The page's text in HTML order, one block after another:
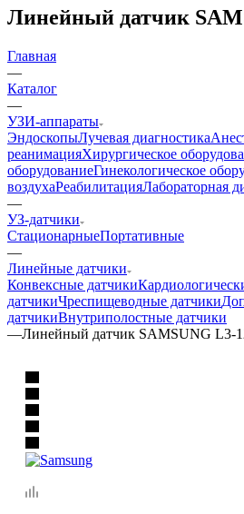
Линейный датчик
Главная
—
Каталог
—
УЗИ-аппараты
ЭндоскопыЛучевая диагностика
реанимацияХирургическое
оборудованиеГинекологическое
воздухаРеабилитацияЛабораторная
—
УЗ-датчики
СтационарныеПортативные
—
Линейные датчики
Конвексные датчики
датчикиЧреспищеводные датчики
датчикиВнутриполостные датчики
—Линейный датчик SAMSUNG L3-